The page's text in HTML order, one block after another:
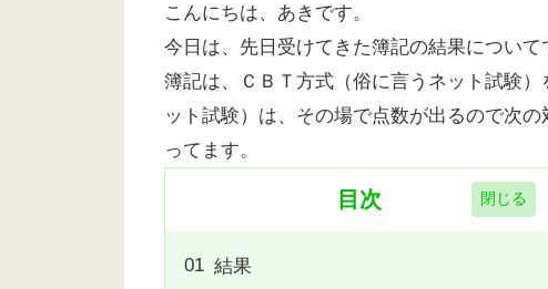
こんにちは、あきです。
今日は、先日受けてきた簿記の結果について
簿記は、ＣＢＴ方式（俗に言うネット試験
ット試験）は、その場で点数が出るので次
ってます。
目次
結果